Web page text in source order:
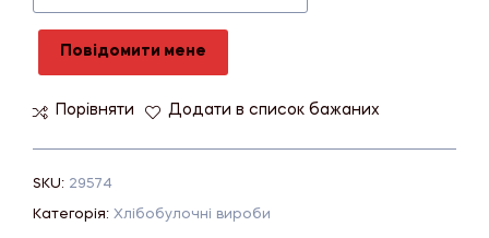
Повідомити мене
Порівняти Додати в список бажаних
SKU: 29574
Категорія: Хлібобулочні вироби